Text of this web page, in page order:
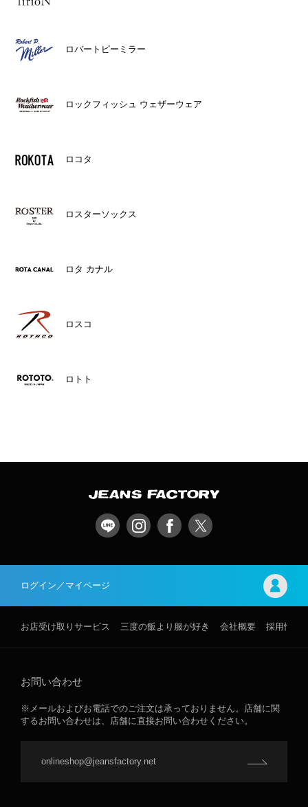
ロバートピーミラー
ロックフィッシュ ウェザーウェア
ロコタ
ロスターソックス
ロタ カナル
ロスコ
ロトト
ログイン／マイページ
お店受け取りサービス 三度の飯より服が好き 会社概要 採用情報
お問い合わせ
※メールおよびお電話でのご注文は承っておりません。店舗に関
するお問い合わせは、店舗に直接お問い合わせください。
onlineshop@jeansfactory.net